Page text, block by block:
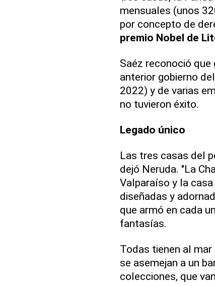
mensuales (unos
por concepto de
premio Nobel de
Saéz reconoció
anterior gobierno
2022) y de varias
no tuvieron éxito.
Legado único
Las tres casas del
dejó Neruda. "La
Valparaíso y la
diseñadas y
que armó en cada
fantasías.
Todas tienen al
se asemejan a un
colecciones, que